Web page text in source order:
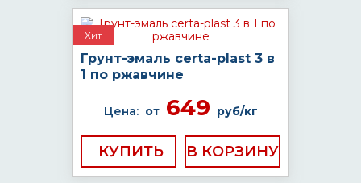
Хит
Грунт-эмаль certa-plast 3 в
1 по ржавчине
Цена: от649 руб/кг
КУПИТЬ